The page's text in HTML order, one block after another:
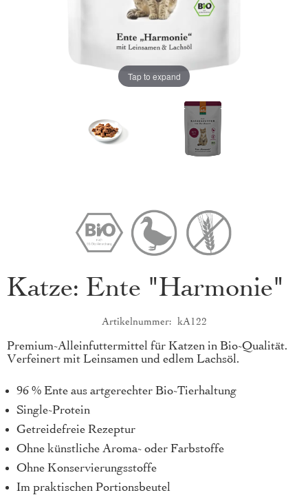
Tap to expand
Katze: Ente "Harmonie"
Artikelnummer kA122
Produktkurzbeschreibung
Premium-Alleinfuttermittel für Katzen in Bio-Qualität.
Verfeinert mit Leinsamen und edlem Lachsöl.
96 % Ente aus artgerechter Bio-Tierhaltung
Single-Protein
Getreidefreie Rezeptur
Ohne künstliche Aroma- oder Farbstoffe
Ohne Konservierungsstoffe
Im praktischen Portionsbeutel